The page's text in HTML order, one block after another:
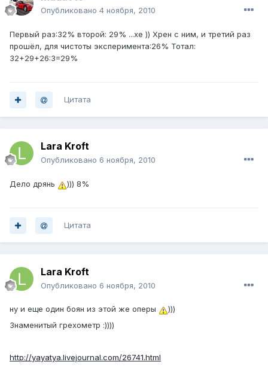
Опубликовано 4 ноября, 2010
Первый раз:32% второй: 29% ...хе )) Хрен с ним, и третий раз
прошёл, для чистоты эксперимента:26% Тотал:
32+29+26:3=29%
Цитата
Lara Kroft
Опубликовано 6 ноября, 2010
Дело дрянь ))) 8%
Цитата
Lara Kroft
Опубликовано 6 ноября, 2010
ну и еще один боян из этой же оперы
)))
Знаменитый грехометр :))))
http://yayatya.livejournal.com/26741.html